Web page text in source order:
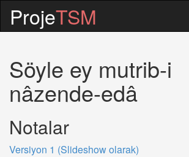
ProjeTSM
Söyle ey mutrib-i
nâzende-edâ
Notalar
Versiyon 1 (Slideshow olarak)